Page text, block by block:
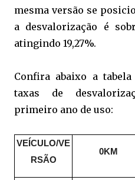
mesma versão se
a desvalorização é
atingindo 19,27%.
Confira abaixo a
taxas de
primeiro ano de uso:
VEÍCULO/VE
RSÃO
0KM